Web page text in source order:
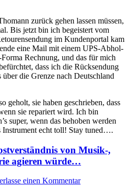
zurück gehen lassen müssen,
Bis jetzt bin ich begeistert vom
im Kundenportal kam
eine Mail mit einem UPS-Abhol-
Rechnung, und das für mich
dass ich die Rücksendung
über die Grenze nach Deutschland
geholt, sie haben geschrieben, dass
sie repariert wird. Ich bin
super, wenn das behoben werden
Instrument echt toll! Stay tuned….
von Musik-,
agieren würde…
einen Kommentar